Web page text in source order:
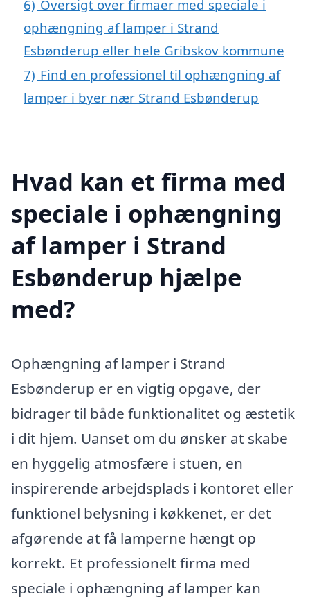
6) Oversigt over firmaer med speciale i
ophængning af lamper i Strand
Esbønderup eller hele Gribskov kommune
7) Find en professionel til ophængning af
lamper i byer nær Strand Esbønderup
Hvad kan et firma med
speciale i ophængning
af lamper i Strand
Esbønderup hjælpe
med?
Ophængning af lamper i Strand
Esbønderup er en vigtig opgave, der
bidrager til både funktionalitet og æstetik
i dit hjem. Uanset om du ønsker at skabe
en hyggelig atmosfære i stuen, en
inspirerende arbejdsplads i kontoret eller
funktionel belysning i køkkenet, er det
afgørende at få lamperne hængt op
korrekt. Et professionelt firma med
speciale i ophængning af lamper kan